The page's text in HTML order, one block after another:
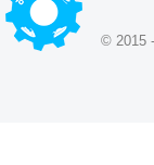
© 2015